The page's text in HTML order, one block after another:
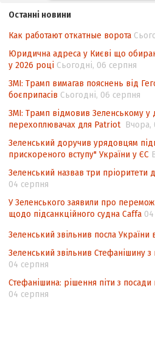
походження товарів
Угоди про торговельні
інтелектуальної
контексті євроінтеграції
Аналіз виборчого
невизначеності
підрахунку голосів
Інформаційна безпека
Останні новини
Как работают откатные ворота
Юридична адреса у Києві що
у 2026 році Сьогодні, 06 серпня
ЗМІ: Трамп вимагав пояснень від
боєприпасів Сьогодні, 06 серпня
ЗМІ: Трамп відмовив Зеленському у
перехоплювачах для Patriot Вчора,
Зеленський доручив урядовцям
прискореного вступу" України у ЄС
Зеленський назвав три пріоритети
04 серпня
У Зеленського заявили про
щодо підсанкційного судна Caffa
Зеленський звільнив посла України
Зеленський звільнив Стефанішину
04 серпня
Стефанішина: рішення піти з
04 серпня